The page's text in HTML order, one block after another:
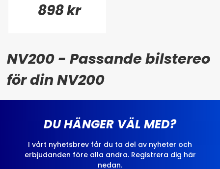
898 kr
NV200 - Passande bilstereo
för din NV200
DU HÄNGER VÄL MED?
I vårt nyhetsbrev får du ta del av nyheter och
erbjudanden före alla andra. Registrera dig här
nedan.